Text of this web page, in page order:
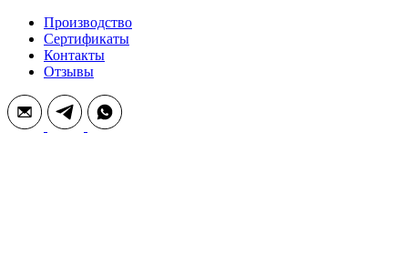
Производство
Сертификаты
Контакты
Отзывы